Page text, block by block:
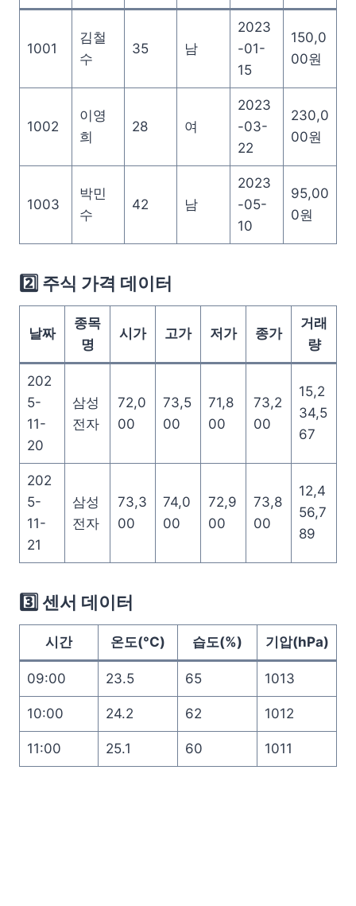
1001
김철
수
35 남
2023
-01-
15
150,0
00원
1002
이영
희
28 여
2023
-03-
22
230,0
00원
1003
박민
수
42 남
2023
-05-
10
95,00
0원
2️⃣ 주식 가격 데이터
날짜
종목
명
시가 고가 저가 종가
거래
량
202
5-
11-
20
삼성
전자
72,0
00
73,5
00
71,8
00
73,2
00
15,2
34,5
67
202
5-
11-
21
삼성
전자
73,3
00
74,0
00
72,9
00
73,8
00
12,4
56,7
89
3️⃣ 센서 데이터
시간 온도(°C) 습도(%) 기압(hPa)
09:00 23.5 65 1013
10:00 24.2 62 1012
11:00 25.1 60 1011